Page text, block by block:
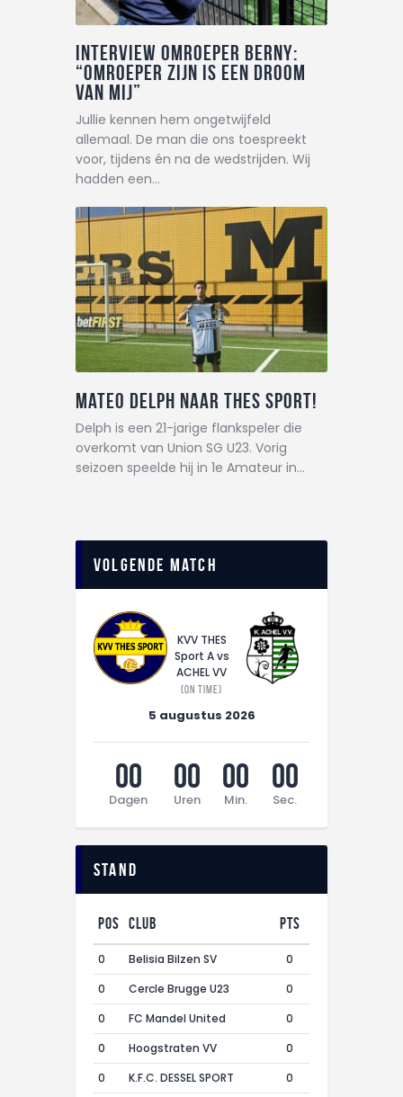
Interview omroeper Berny:
“Omroeper zijn is een droom
van mij”
Jullie kennen hem ongetwijfeld
allemaal. De man die ons toespreekt
voor, tijdens én na de wedstrijden. Wij
hadden een…
Mateo Delph naar THES Sport!
Delph is een 21-jarige flankspeler die
overkomt van Union SG U23. Vorig
seizoen speelde hij in 1e Amateur in…
Volgende match
KVV THES
Sport A vs
ACHEL VV
(On time)
5 augustus 2026
00
Dagen
00
Uren
00
Min.
00
Sec.
Stand
Pos Club Pts
0 Belisia Bilzen SV
0
0
Cercle Brugge U23
0
0
FC Mandel United
0
0
Hoogstraten VV
0
0
K.F.C. DESSEL SPORT 0